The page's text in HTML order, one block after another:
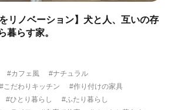
リノベーション】犬と人、互いの存
暮らす家。
#カフェ風
#ナチュラル
#こだわりキッチン
#作り付けの家具
#ひとり暮らし
#ふたり暮らし